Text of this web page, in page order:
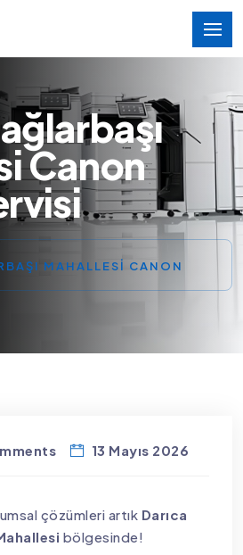
Canon
MAHALLESI CANON
13 Mayıs 2026
çözümleri artık Darıca
bölgesinde!